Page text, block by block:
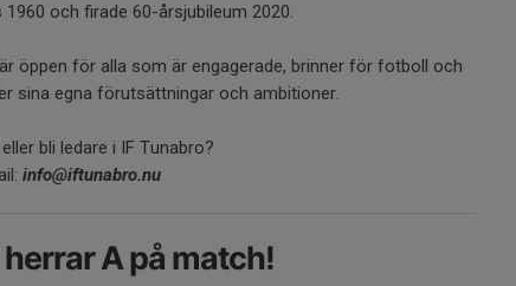
1960 och firade 60-årsjubileum 2020.
öppen för alla som är engagerade, brinner för fotboll och
sina egna förutsättningar och ambitioner.
bli ledare i IF Tunabro?
info@iftunabro.nu
A på match!